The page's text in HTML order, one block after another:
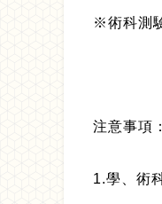
※術科測
注意事項：
1.學、術